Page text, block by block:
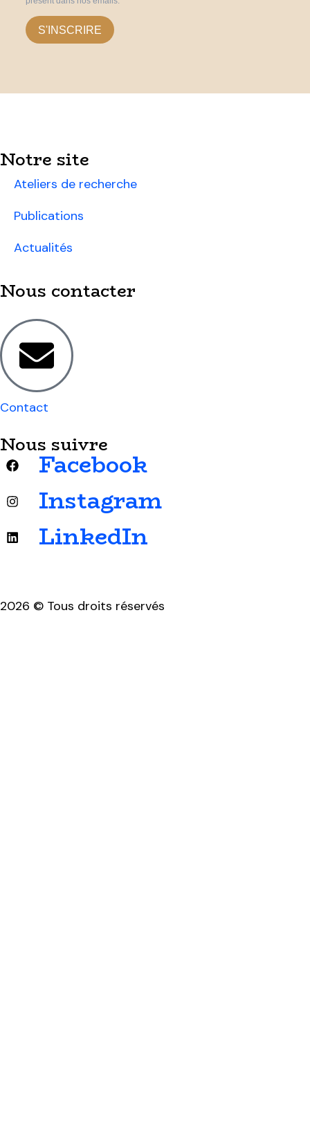
S'INSCRIRE
Notre site
Ateliers de recherche
Publications
Actualités
Nous contacter
Contact
Nous suivre
Facebook
Instagram
LinkedIn
2026 © Tous droits réservés